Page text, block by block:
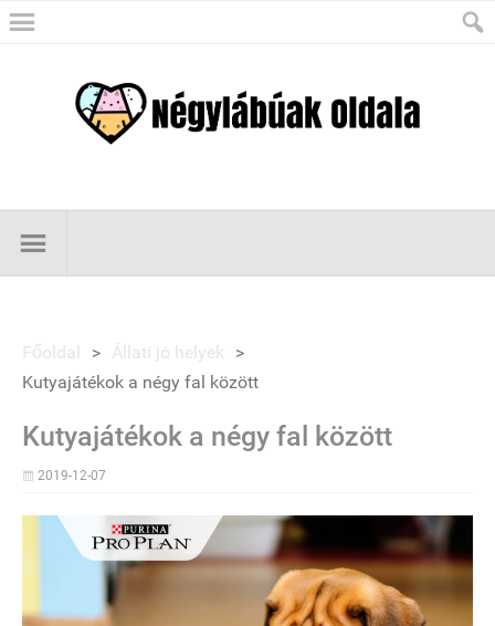
Főoldal > Állati jó helyek
>
Kutyajátékok a négy fal között
Kutyajátékok a négy fal között
2019-12-07